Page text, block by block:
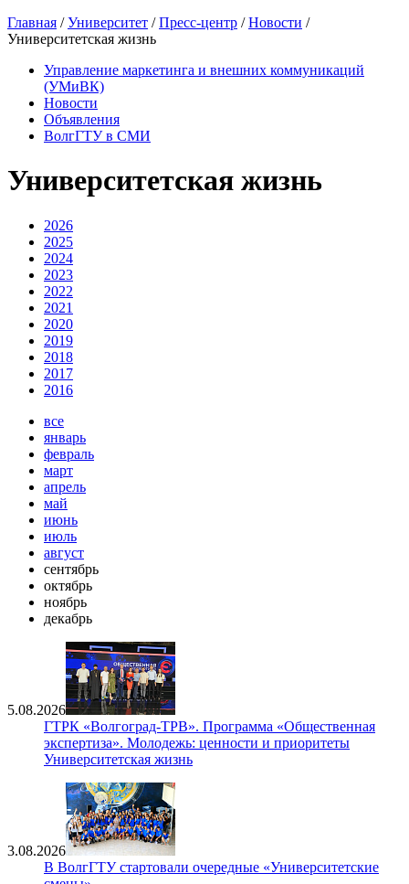
Главная /Университет /Пресс-центр /Новости /
Университетская жизнь
Управление маркетинга и внешних коммуникаций
(УМиВК)
Новости
Объявления
ВолгГТУ в СМИ
Университетская жизнь
2026
2025
2024
2023
2022
2021
2020
2019
2018
2017
2016
все
январь
февраль
март
апрель
май
июнь
июль
август
сентябрь
октябрь
ноябрь
декабрь
5.08.2026
ГТРК «Волгоград-ТРВ». Программа «Общественная
экспертиза». Молодежь: ценности и приоритеты
Университетская жизнь
3.08.2026
В ВолгГТУ стартовали очередные «Университетские